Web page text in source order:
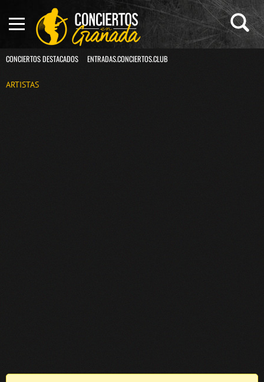
CONCIERTOS DESTACADOS ENTRADAS.CONCIERTOS.CLUB
ARTISTAS